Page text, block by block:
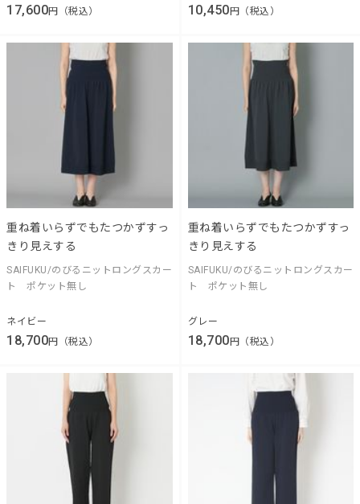
17,600円（税込） 10,450円（税込）
重ね着いらずでもたつかずすっ
きり見えする
SAIFUKU/のびるニットロングスカー
ト ポケット無し
ネイビー
18,700円（税込）
重ね着いらずでもたつかずすっ
きり見えする
SAIFUKU/のびるニットロングスカー
ト ポケット無し
グレー
18,700 円（税込）